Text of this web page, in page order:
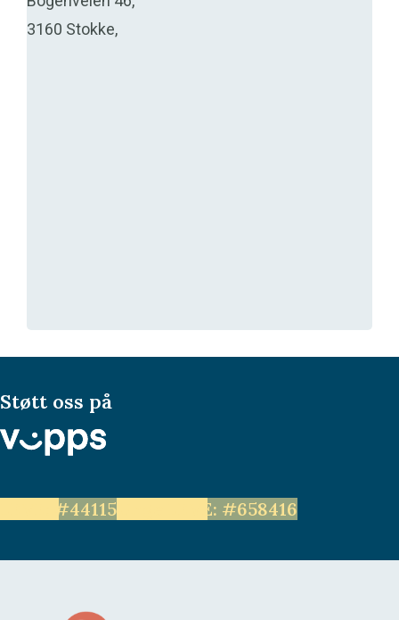
3160 Stokke,
Støtt oss på
LEVE: #44115 Unge LEVE: #658416